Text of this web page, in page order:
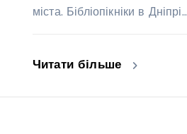
міста. Бібліопікніки в Дніпрі…
Читати більше